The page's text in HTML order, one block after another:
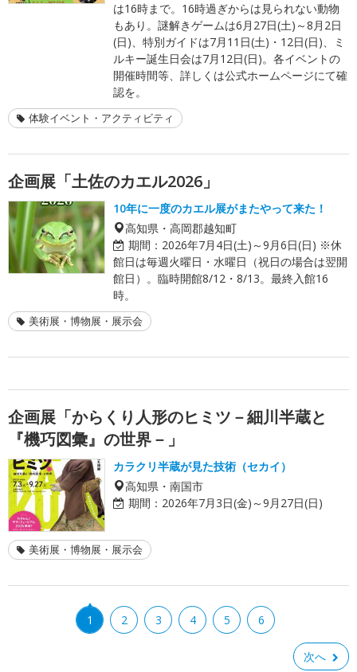
は16時まで。16時過ぎからは見られない動物
もあり。謎解きゲームは6月27日(土)～8月2日
(日)、特別ガイドは7月11日(土)・12日(日)、ミ
ルキー誕生日会は7月12日(日)。各イベントの
開催時間等、詳しくは公式ホームページにて確
認を。
体験イベント・アクティビティ
企画展「土佐のカエル2026」
10年に一度のカエル展がまたやって来た！
高知県・高岡郡越知町
期間： 2026年7月4日(土)～9月6日(日) ※休
館日は毎週火曜日・水曜日（祝日の場合は翌開
館日）。臨時開館8/12・8/13。最終入館16
時。
美術展・博物展・展示会
企画展「からくり人形のヒミツ－細川半蔵と
『機巧図彙』の世界－」
カラクリ半蔵が見た技術（セカイ）
高知県・南国市
期間： 2026年7月3日(金)～9月27日(日)
美術展・博物展・展示会
1 2 3 4 5 6
次へ